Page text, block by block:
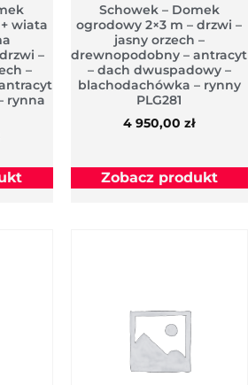
wiata
–
–
rynna
Schowek – Domek
ogrodowy 2×3 m – drzwi –
jasny orzech –
drewnopodobny – antracyt
– dach dwuspadowy –
blachodachówka – rynny
PLG281
4 950,00zł
Zobacz produkt